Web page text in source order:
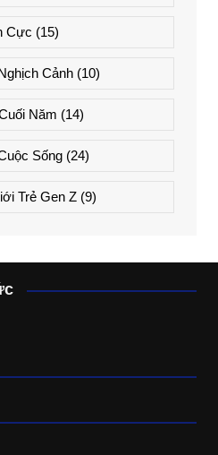
Cực (15)
Cảnh (10)
Năm (14)
Sống(24)
Trẻ Gen Z(9)